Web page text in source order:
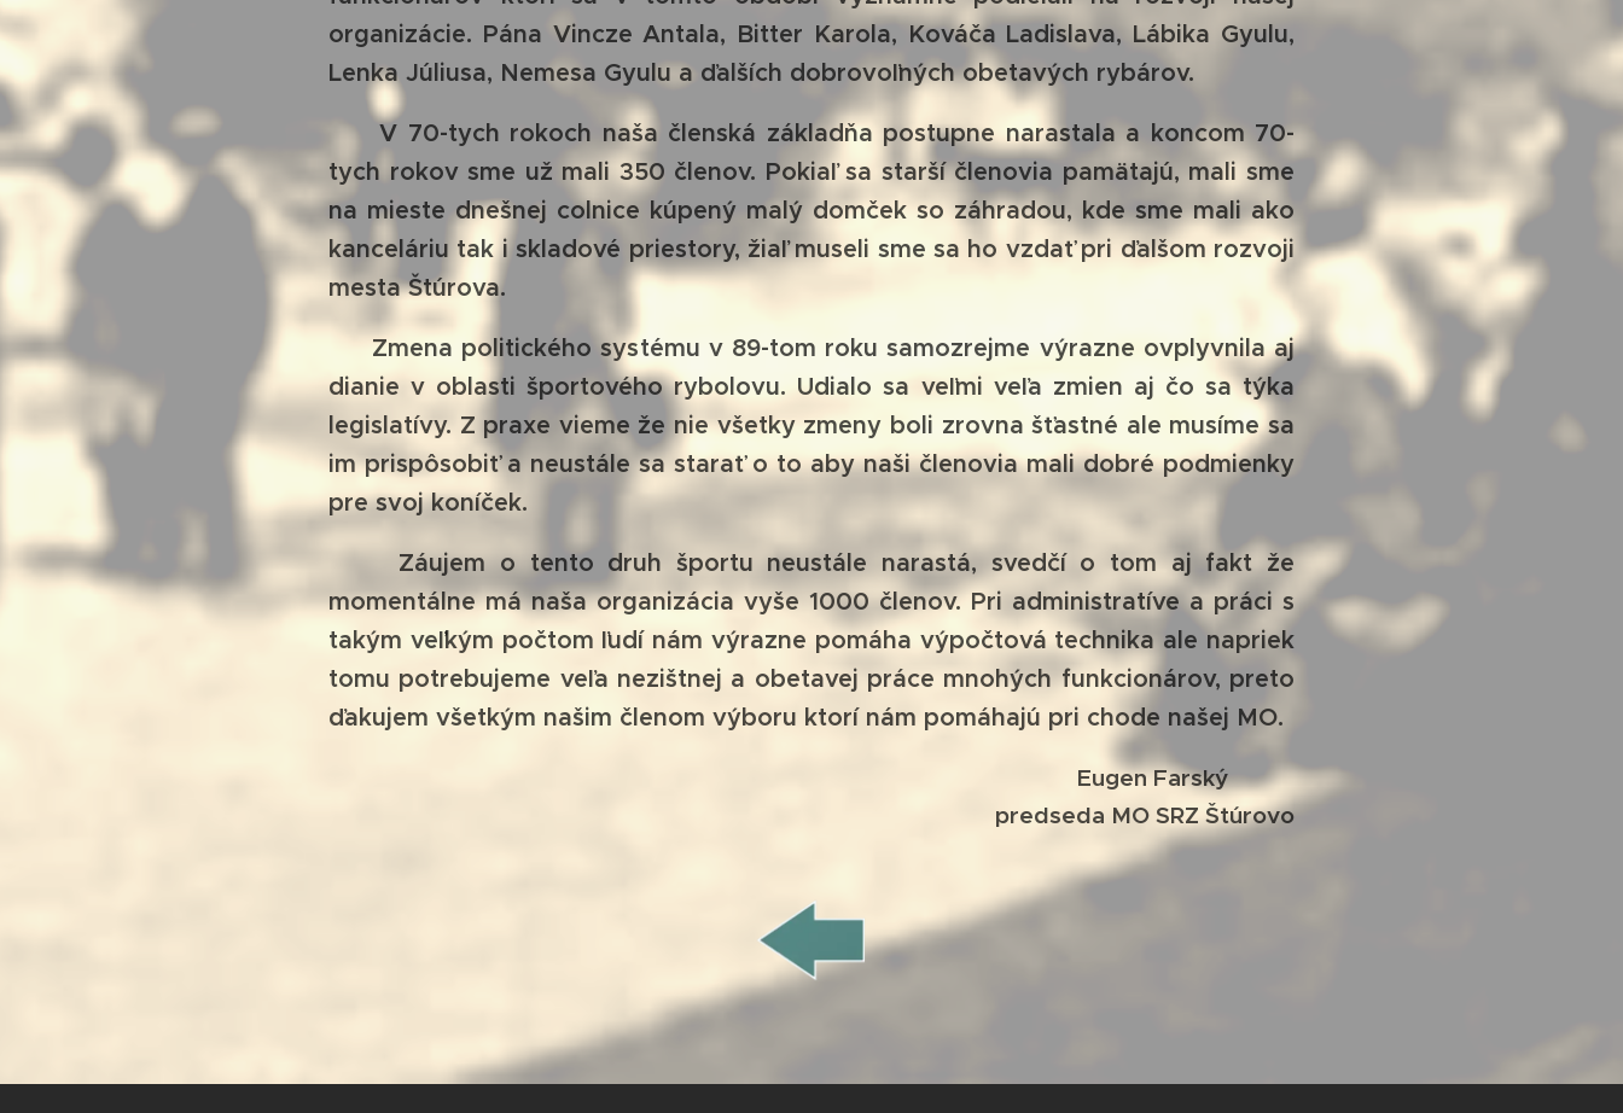
organizácie. Pána Vincze Antala, Bitter Karola, Kováča Ladislava, Lábika Gyulu,
Lenka Júliusa, Nemesa Gyulu a ďalších dobrovoľných obetavých rybárov.
V 70-tych rokoch naša členská základňa postupne narastala a koncom 70-
tych rokov sme už mali 350 členov. Pokiaľ sa starší členovia pamätajú, mali sme
na mieste dnešnej colnice kúpený malý domček so záhradou, kde sme mali ako
kanceláriu tak i skladové priestory, žiaľ museli sme sa ho vzdať pri ďalšom rozvoji
mesta Štúrova.
Zmena politického systému v 89-tom roku samozrejme výrazne ovplyvnila aj
dianie v oblasti športového rybolovu. Udialo sa veľmi veľa zmien aj čo sa týka
legislatívy. Z praxe vieme že nie všetky zmeny boli zrovna šťastné ale musíme sa
im prispôsobiť a neustále sa starať o to aby naši členovia mali dobré podmienky
pre svoj koníček.
Záujem o tento druh športu neustále narastá, svedčí o tom aj fakt že
momentálne má naša organizácia vyše 1000 členov. Pri administratíve a práci s
takým veľkým počtom ľudí nám výrazne pomáha výpočtová technika ale napriek
tomu potrebujeme veľa nezištnej a obetavej práce mnohých funkcionárov, preto
ďakujem všetkým našim členom výboru ktorí nám pomáhajú pri chode našej MO.
Eugen Farský
predseda MO SRZ Štúrovo